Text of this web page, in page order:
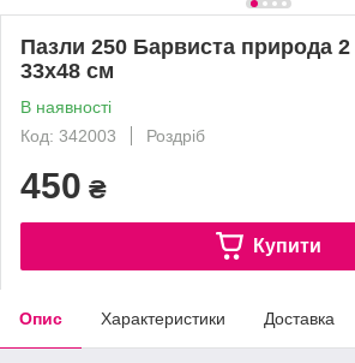
Пазли 250 Барвиста природа
33х48 см
В наявності
Код: 342003
Роздріб
450 ₴
Купити
Опис Характеристики Доставка